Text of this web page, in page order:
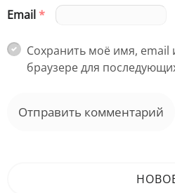
Email*
Сохранить моё имя, email
браузере для